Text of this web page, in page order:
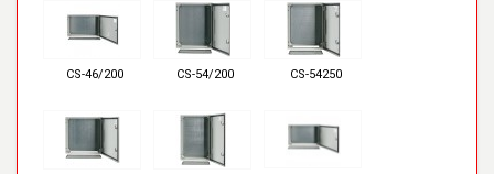
CS-46/200 CS-54/200 CS-54250